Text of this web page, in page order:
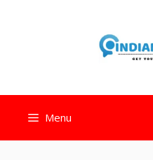
Menu